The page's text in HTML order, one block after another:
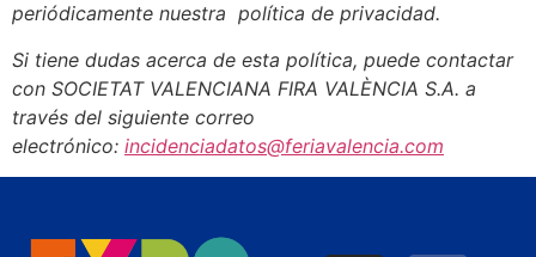
periódicamente nuestra política de privacidad.
Si tiene dudas acerca de esta política, puede contactar
con SOCIETAT VALENCIANA FIRA VALÈNCIA S.A. a
través del siguiente correo
electrónico: incidenciadatos@feriavalencia.com